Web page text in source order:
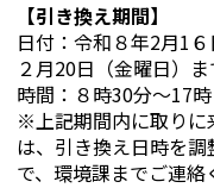
【引き換え期間】
日付：令和８年2月1
２月20日（金曜日）ま
時間：８時30分～17
※上記期間内に取りに
は、引き換え日時を
で、環境課までご連絡